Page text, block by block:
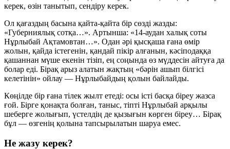
керек, өзін танытып, сендіру керек.
Ол қағаздың басына қайта-қайта бір сөзді жазды:
«Губерниялық сотқа…». Артынша: «14-аудан халық соты
Нұрлыбай Ақтамовтан…». Одан әрі қысқаша ғана өмір
жолын, қайда істегенін, қандай пікір алғанын, кәсіподаққа
қашаннан мүше екенін тізіп, ең соңында өз мүддесін айтуға да
болар еді. Бірақ арыз алатын жақтың «бәрін ашып білгісі
келетінін» ойлау — Нұрлыбайдың қолын байлайды.
Көңілде бір ғана тілек жылт етеді: осы істі басқа біреу жазса
ғой. Бірге қонақта болған, таныс, тіпті Нұрлыбай арқылы
шеберге жолығып, үстелдің де қызығын көрген біреу… Бірақ
бұл — өзгенің қолына тапсырылатын шаруа емес.
Не жазу керек?